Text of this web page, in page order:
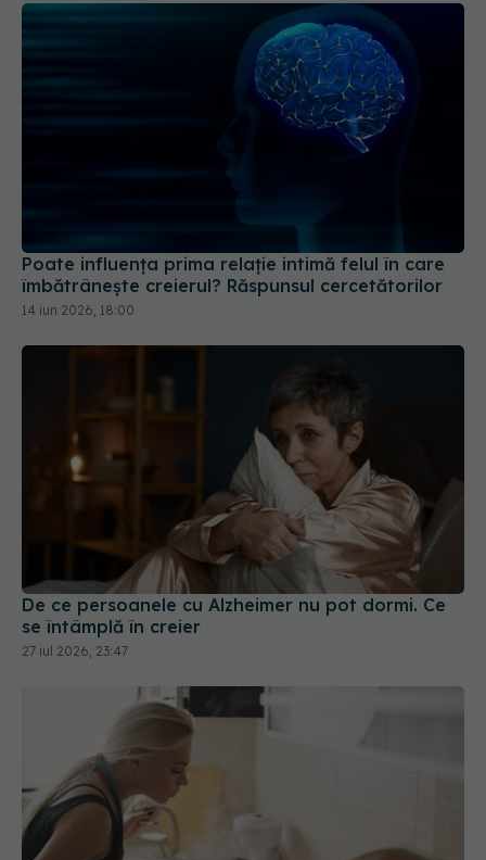
Poate influența prima relație intimă felul în care
îmbătrânește creierul? Răspunsul cercetătorilor
14 iun 2026, 18:00
De ce persoanele cu Alzheimer nu pot dormi. Ce
se întâmplă în creier
27 iul 2026, 23:47